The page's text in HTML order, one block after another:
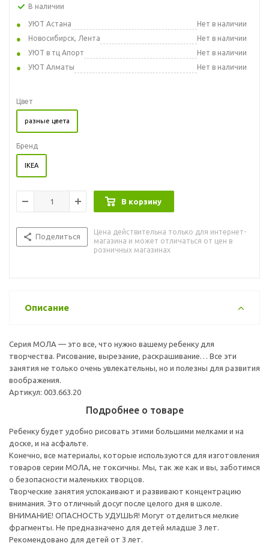
В наличии
УЮТ Астана
Нет в наличии
Новосибирск, Лента
Нет в наличии
УЮТ в тц Апорт
Нет в наличии
УЮТ Алматы
Нет в наличии
Цвет
разные цвета
Бренд
IKEA
В корзину
Поделиться
Цена действительна только для интернет-
магазина и может отличаться от цен в
розничных магазинах
Описание
Серия МОЛА — это все, что нужно вашему ребенку для
творчества. Рисование, вырезание, раскрашивание… Все эти
занятия не только очень увлекательны, но и полезны для развития
воображения.
Артикул: 003.663.20
Подробнее о товаре
Ребенку будет удобно рисовать этими большими мелками и на
доске, и на асфальте.
Конечно, все материалы, которые используются для изготовления
товаров серии МОЛА, не токсичны. Мы, так же как и вы, заботимся
о безопасности маленьких творцов.
Творческие занятия успокаивают и развивают концентрацию
внимания. Это отличный досуг после целого дня в школе.
ВНИМАНИЕ! ОПАСНОСТЬ УДУШЬЯ! Могут отделиться мелкие
фрагменты. Не предназначено для детей младше 3 лет.
Рекомендовано для детей от 3 лет.